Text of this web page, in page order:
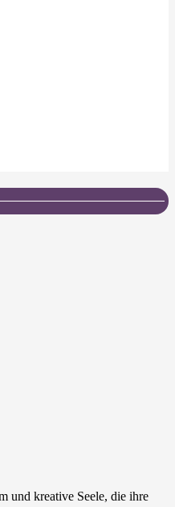
und kreative Seele, die ihre